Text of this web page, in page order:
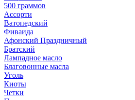
500 граммов
Ассорти
Ватопедский
Фиваида
Афонский Праздничный
Братский
Лампадное масло
Благовонные масла
Уголь
Киоты
Четки